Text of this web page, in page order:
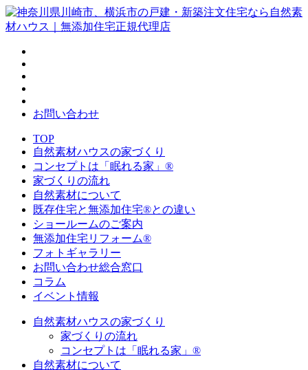
お問い合わせ
TOP
自然素材ハウスの家づくり
コンセプトは「眠れる家」®
家づくりの流れ
自然素材について
既存住宅と無添加住宅®との違い
ショールームのご案内
無添加住宅リフォーム®
フォトギャラリー
お問い合わせ総合窓口
コラム
イベント情報
自然素材ハウスの家づくり
家づくりの流れ
コンセプトは「眠れる家」®
自然素材について